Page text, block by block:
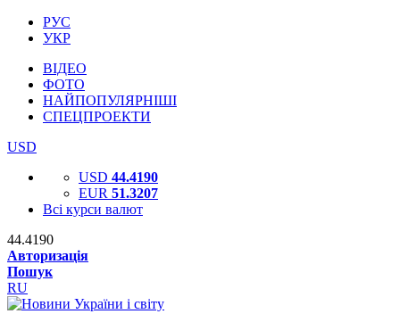
РУС
УКР
ВІДЕО
ФОТО
НАЙПОПУЛЯРНІШІ
СПЕЦПРОЕКТИ
USD
USD 44.4190
EUR 51.3207
Всі курси валют
44.4190
Авторизація
Пошук
RU